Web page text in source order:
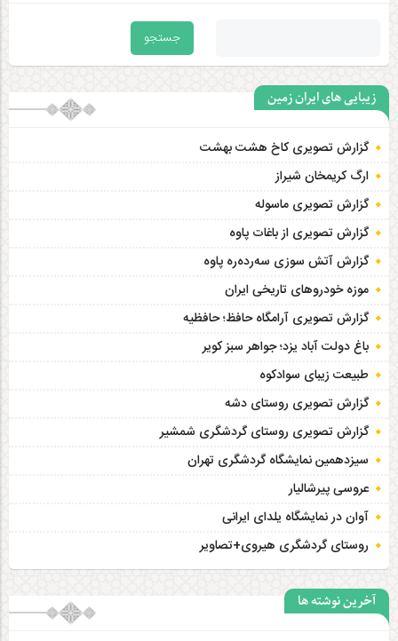
زیبایی های ایران زمین
گزارش تصویری کاخ هشت‌ بهشت
ارگ کریمخان شیراز
گزارش تصویری ماسوله
گزارش تصویری از باغات پاوه
گزارش آتش سوزی سەردەرە پاوه
موزه خودروهای تاریخی ایران
گزارش تصویری آرامگاه حافظ؛ حافظیه‎
باغ دولت آباد یزد؛ جواهر سبز کویر
طبیعت زیبای سوادکوه
گزارش تصویری روستای دشه
گزارش تصویری روستای گردشگری شمشیر
سیزدهمین نمایشگاه گردشگری تهران
عروسی پیرشالیار
آوان در نمایشگاه یلدای ایرانی
روستای گردشگری هیروی+تصاویر
آخرین نوشته ها